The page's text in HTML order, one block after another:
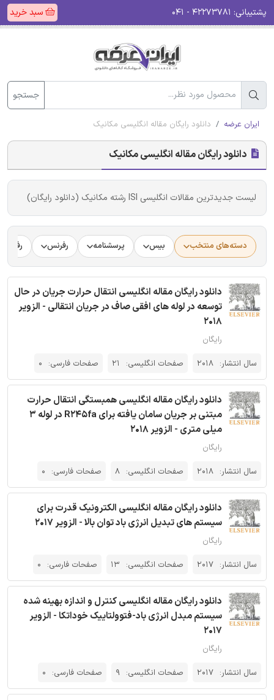
پشتیبانی: سبد خرید
جستجو
ایران عرضه دانلود رایگان مقاله انگلیسی مکانیک
دانلود رایگان مقاله انگلیسی مکانیک
لیست جدیدترین مقالات انگلیسی ISI رشته مکانیک (دانلود رایگان)
دسته‌های منتخب بیس پرسشنامه رفرنس
دانلود رایگان مقاله انگلیسی انتقال حرارت جریان در حال
توسعه در لوله های افقی صاف در جریان انتقالی - الزویر
2018
رایگان
سال انتشار: 2018 صفحات انگلیسی: 21 صفحات فارسی: 0
دانلود رایگان مقاله انگلیسی همبستگی انتقال حرارت
مبتنی بر جریان سامان یافته برای R245fa در لوله 3
میلی متری - الزویر 2018
رایگان
سال انتشار: 2018 صفحات انگلیسی: 8 صفحات فارسی: 0
دانلود رایگان مقاله انگلیسی الکترونیک قدرت برای
سیستم های تبدیل انرژی باد توان بالا - الزویر 2017
رایگان
سال انتشار: 2017 صفحات انگلیسی: 13 صفحات فارسی: 0
دانلود رایگان مقاله انگلیسی کنترل و اندازه بهینه شده
سیستم مبدل انرژی باد-فتوولتاییک خوداتکا - الزویر
2017
رایگان
سال انتشار: 2017 صفحات انگلیسی: 9 صفحات فارسی: 0